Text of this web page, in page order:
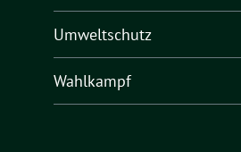
Umweltschutz
Wahlkampf